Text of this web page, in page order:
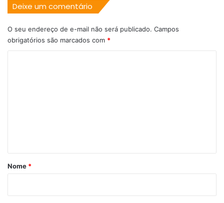
Deixe um comentário
O seu endereço de e-mail não será publicado. Campos
obrigatórios são marcados com *
rNome *